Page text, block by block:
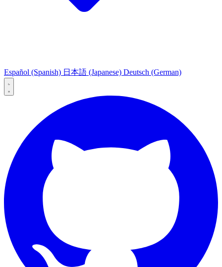
Español (Spanish) 日本語 (Japanese) Deutsch (German)